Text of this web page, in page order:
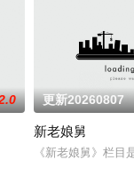
中医的万千世界，从草
更新20260807
新老娘舅
《新老娘舅》栏